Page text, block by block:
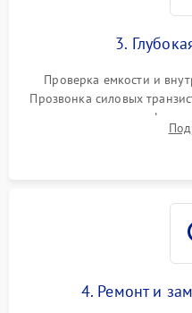
3.
Проверка емкости и
Прозвонка силовых
переключения и
конденсаторов и
4. Ремонт и